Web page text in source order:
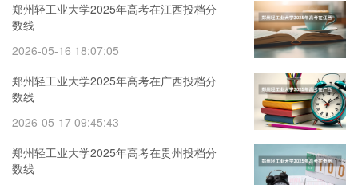
郑州轻工业大学2025年高考在江西投档分
数线
2026-05-16 18:07:05
郑州轻工业大学2025年高考在广西投档分
数线
2026-05-17 09:45:43
郑州轻工业大学2025年高考在贵州投档分
数线